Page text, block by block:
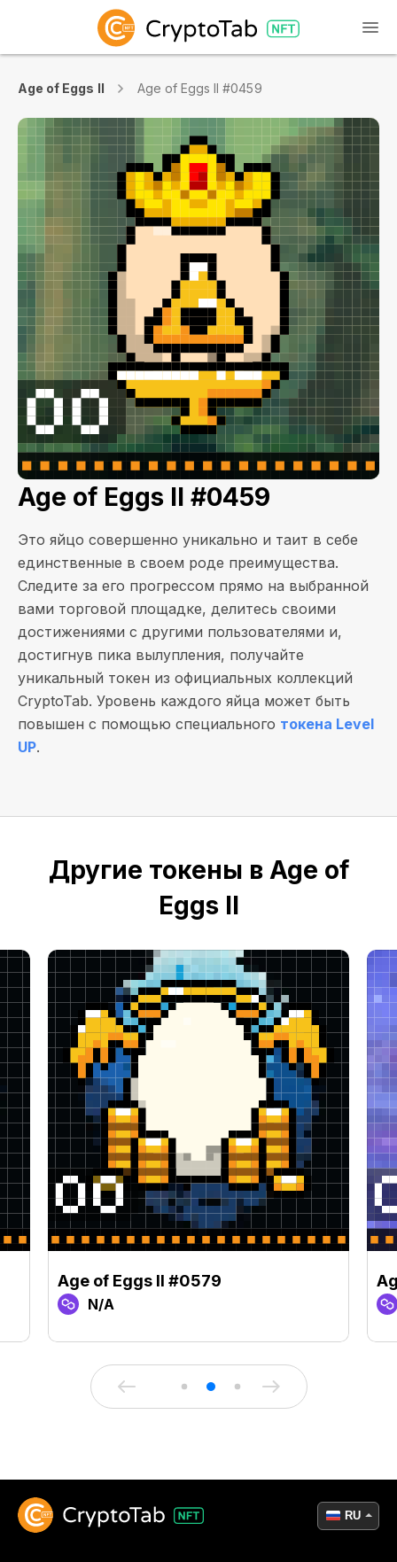
Age of Eggs II Age of Eggs II #0459
Age of Eggs II #0459
Это яйцо совершенно уникально и таит в себе
единственные в своем роде преимущества.
Следите за его прогрессом прямо на выбранной
вами торговой площадке, делитесь своими
достижениями с другими пользователями и,
достигнув пика вылупления, получайте
уникальный токен из официальных коллекций
CryptoTab. Уровень каждого яйца может быть
повышен с помощью специального токена Level
UP.
Другие токены в Age of
Eggs II
Age of Eggs II #0579
N/A
RU